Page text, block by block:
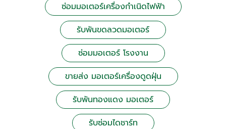
ซ่อมมอเตอร์เครื่องกำเนิดไฟฟ้า
รับพันขดลวดมอเตอร์
ซ่อมมอเตอร์ โรงงาน
ขายส่ง มอเตอร์เครื่องดูดฝุ่น
รับพันทองแดง มอเตอร์
รับซ่อมไดชาร์ท